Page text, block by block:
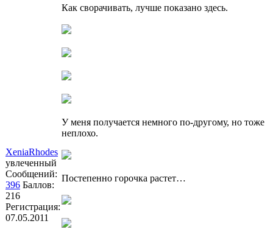
XeniaRhodes
увлеченный
Сообщений:
396 Баллов:
216
Регистрация:
07.05.2011
Как сворачивать, лучше показано здесь.
У меня получается немного по-другому, но тоже
неплохо.
Постепенно горочка растет…